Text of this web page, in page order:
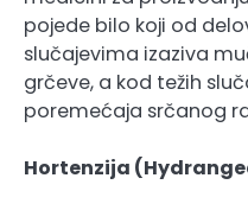
pojede bilo koji od
slučajevima izaziva
grčeve, a kod težih
poremećaja srčanog
Hortenzija